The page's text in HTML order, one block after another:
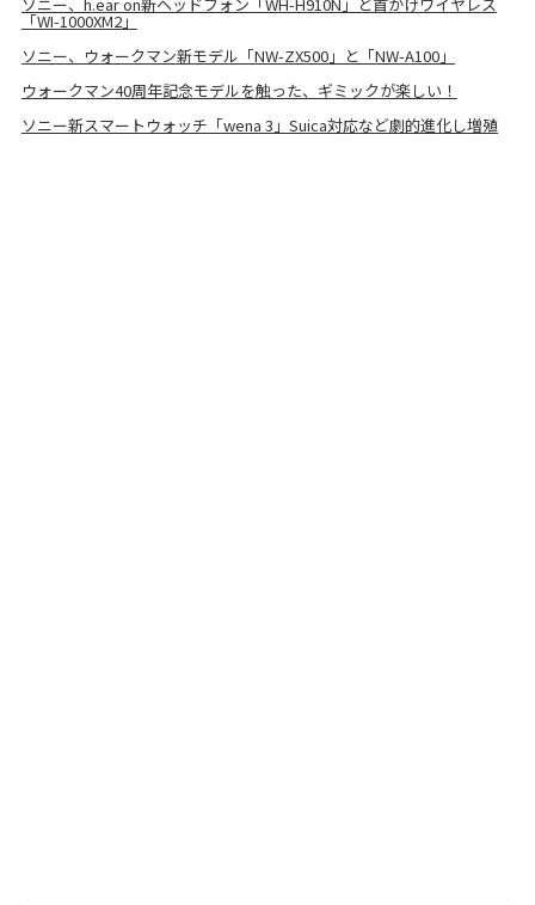
「WI-1000XM2」
ソニー、ウォークマン新モデル「NW-ZX500」と「NW-A100」
ウォークマン40周年記念モデルを触った、ギミックが楽しい！
ソニー新スマートウォッチ「wena 3」Suica対応など劇的進化し増殖